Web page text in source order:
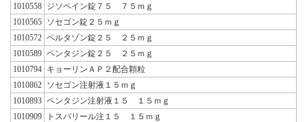
1010558 ジソペイン錠７５ ７５ｍｇ
1010565 ソセゴン錠２５ｍｇ
1010572 ペルタゾン錠２５ ２５ｍｇ
1010589 ペンタジン錠２５ ２５ｍｇ
1010794 キョーリンＡＰ２配合顆粒
1010862 ソセゴン注射液１５ｍｇ
1010893 ペンタジン注射液１５ １５ｍｇ
1010909
トスパリール注１５ １５ｍｇ